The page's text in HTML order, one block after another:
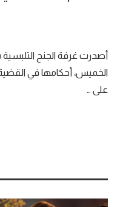
أصدرت غرفة الجنح التلبسية
الخميس، أحكامها في القضية
على …